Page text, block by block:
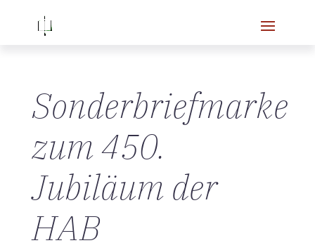
Sonderbriefmarke
zum 450.
Jubiläum der
HAB